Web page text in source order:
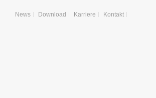
News Download Karriere Kontakt